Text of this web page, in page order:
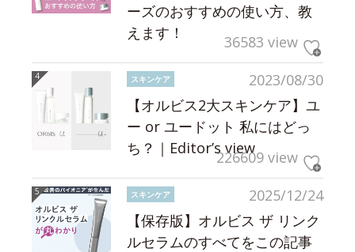
ーズのおすすめの使い方、教
えます！
36583 view
2023/08/30
スキンケア
【オルビス2大スキンケア】ユ
ー or ユードット 私にはどっ
ち？｜Editor’s view226609 view
2025/12/24
スキンケア
【保存版】オルビス ザ リンク
ルセラムのすべてをこの記事